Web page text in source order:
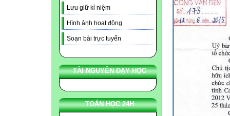
Lưu giữ kỉ niệm
Hình ảnh hoạt động
Soạn bài trực tuyến
TÀI NGUYÊN DẠY HỌC
TOÁN HỌC 24H